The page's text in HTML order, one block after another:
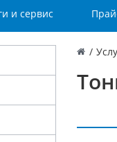
и сервис
/